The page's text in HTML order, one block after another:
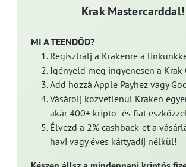
Krak Mastercarddal!
MI A TEENDŐD?
Regisztrálj a Krakenre a
Igényeld meg ingyenesen a Krak
Add hozzá Apple Payhez vagy
Vásárolj közvetlenül Kraken
akár 400+ kripto- és fiat
Élvezd a 2% cashback-et a
havi vagy éves kártyadíj nélkül!